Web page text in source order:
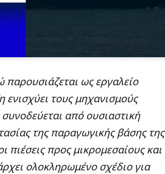
παρουσιάζεται ως εργαλείο
ενισχύει τους μηχανισμούς
από ουσιαστική
της παραγωγικής βάσης της
πιέσεις προς μικρομεσαίους και
ολοκληρωμένο σχέδιο για